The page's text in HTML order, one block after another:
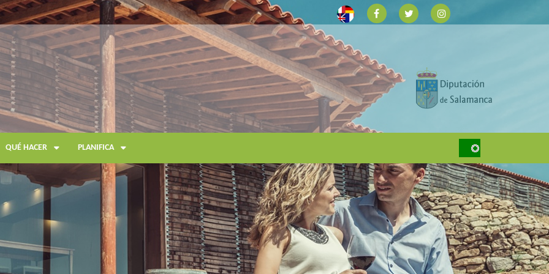
QUÉ HACER PLANIFICA